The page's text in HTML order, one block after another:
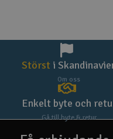
Störst i
Om oss
Enkelt byte och
Gå till byte & retur